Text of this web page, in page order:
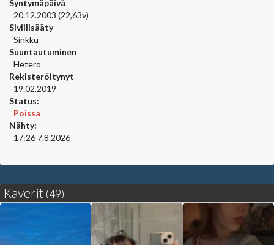
Syntymäpäivä
20.12.2003 (22,63v)
Siviilisääty
Sinkku
Suuntautuminen
Hetero
Rekisteröitynyt
19.02.2019
Status:
Poissa
Nähty:
17:26 7.8.2026
Kaverit (49)